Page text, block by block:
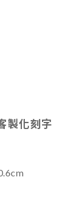
製化刻字